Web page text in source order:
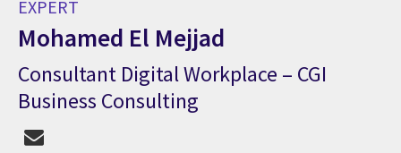
EXPERT
Mohamed El Mejjad
Expert Mohamed El Mejjad
Consultant Digital Workplace – CGI
Business Consulting